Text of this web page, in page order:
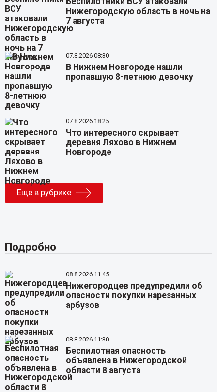
Нижегородскую область в ночь на
7 августа
07.8.2026 08:30
В Нижнем Новгороде нашли
пропавшую 8-летнюю девочку
07.8.2026 18:25
Что интересного скрывает
деревня Ляхово в Нижнем
Новгороде
Еще в рубрике
Подробно
08.8.2026 11:45
Нижегородцев предупредили об
опасности покупки нарезанных
арбузов
08.8.2026 11:30
Беспилотная опасность
объявлена в Нижегородской
области 8 августа